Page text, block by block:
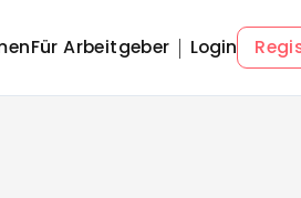
Für Arbeitgeber Login